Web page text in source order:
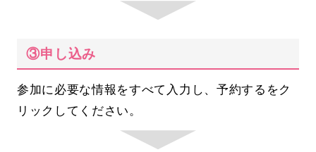
③申し込み
参加に必要な情報をすべて入力し、予約するをク
リックしてください。